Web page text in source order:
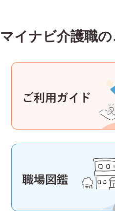
マイナビ介護職